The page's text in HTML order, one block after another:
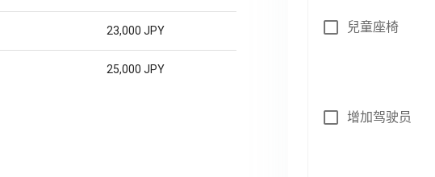
23,000 JPY
25,000 JPY
兒童座椅
增加驾驶员